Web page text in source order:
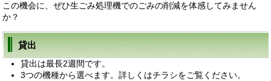
この機会に、ぜひ生ごみ処理機でのごみの削減を体感してみません
か？
貸出
貸出は最長2週間です。
3つの機種から選べます。詳しくはチラシをご覧ください。